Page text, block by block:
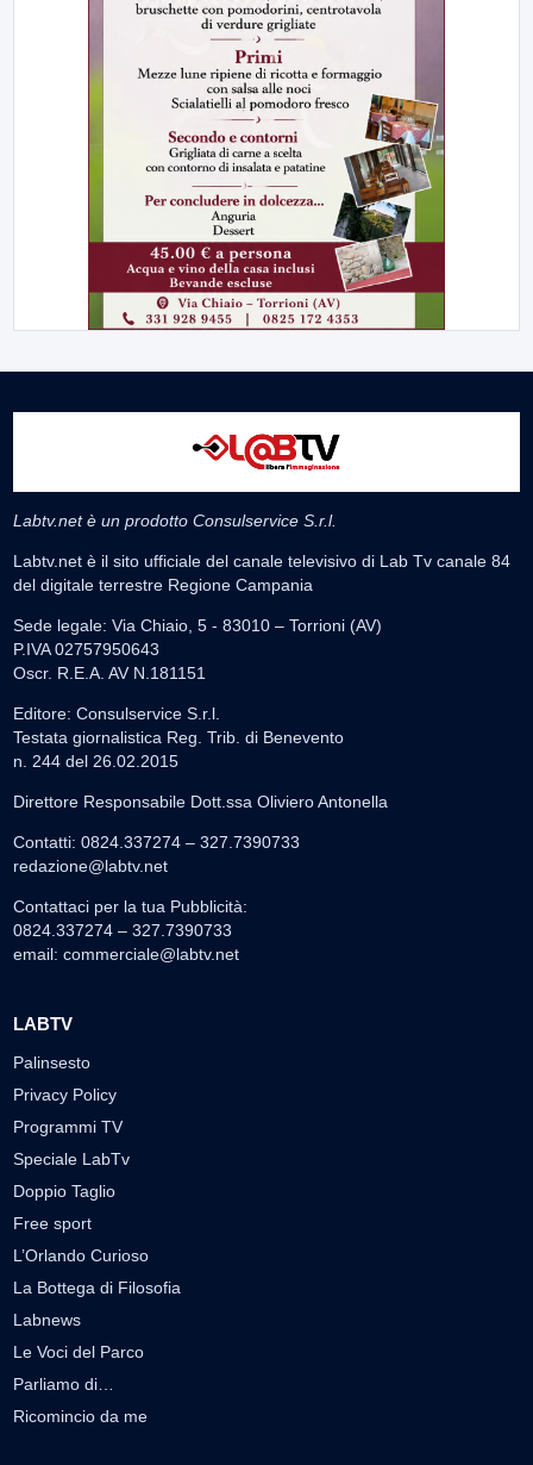
Labtv.net è un prodotto Consulservice S.r.l.
Labtv.net è il sito ufficiale del canale televisivo di Lab Tv canale 84
del digitale terrestre Regione Campania
Sede legale: Via Chiaio, 5 - 83010 – Torrioni (AV)
P.IVA 02757950643
Oscr. R.E.A. AV N.181151
Editore: Consulservice S.r.l.
Testata giornalistica Reg. Trib. di Benevento
n. 244 del 26.02.2015
Direttore Responsabile Dott.ssa Oliviero Antonella
Contatti: 0824.337274 – 327.7390733
redazione@labtv.net
Contattaci per la tua Pubblicità:
0824.337274 – 327.7390733
email: commerciale@labtv.net
LABTV
Palinsesto
Privacy Policy
Programmi TV
Speciale LabTv
Doppio Taglio
Free sport
L’Orlando Curioso
La Bottega di Filosofia
Labnews
Le Voci del Parco
Parliamo di…
Ricomincio da me